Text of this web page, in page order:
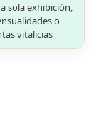
sola exhibición,
o
vitalicias